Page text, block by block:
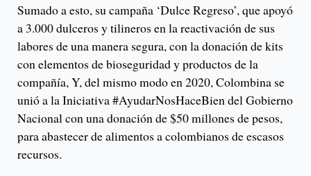
Sumado a esto, su campaña ‘Dulce Regreso’, que apoyó
a 3.000 dulceros y tilineros en la reactivación de sus
labores de una manera segura, con la donación de kits
con elementos de bioseguridad y productos de la
compañía, Y, del mismo modo en 2020, Colombina se
unió a la Iniciativa #AyudarNosHaceBien del Gobierno
Nacional con una donación de $50 millones de pesos,
para abastecer de alimentos a colombianos de escasos
recursos.